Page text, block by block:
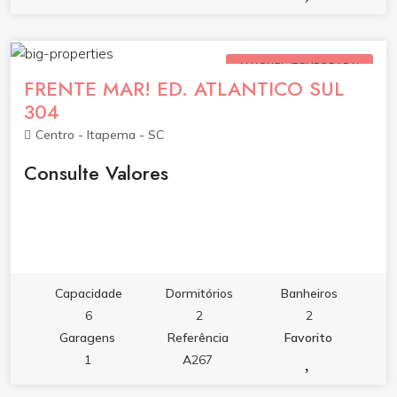
ALUGUEL (TEMPORADA)
FRENTE MAR! ED. ATLANTICO SUL
304
Centro - Itapema - SC
Consulte Valores
Capacidade
6
Dormitórios
2
Banheiros
2
Garagens
1
Referência
A267
Favorito